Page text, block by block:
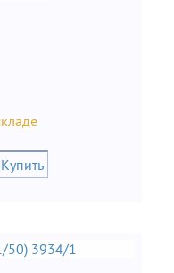
Купить
50) 3934/1